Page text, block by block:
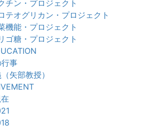
チン・プロジェクト
テオグリカン・プロジェクト
機能・プロジェクト
ゴ糖・プロジェクト
事
矢部教授）